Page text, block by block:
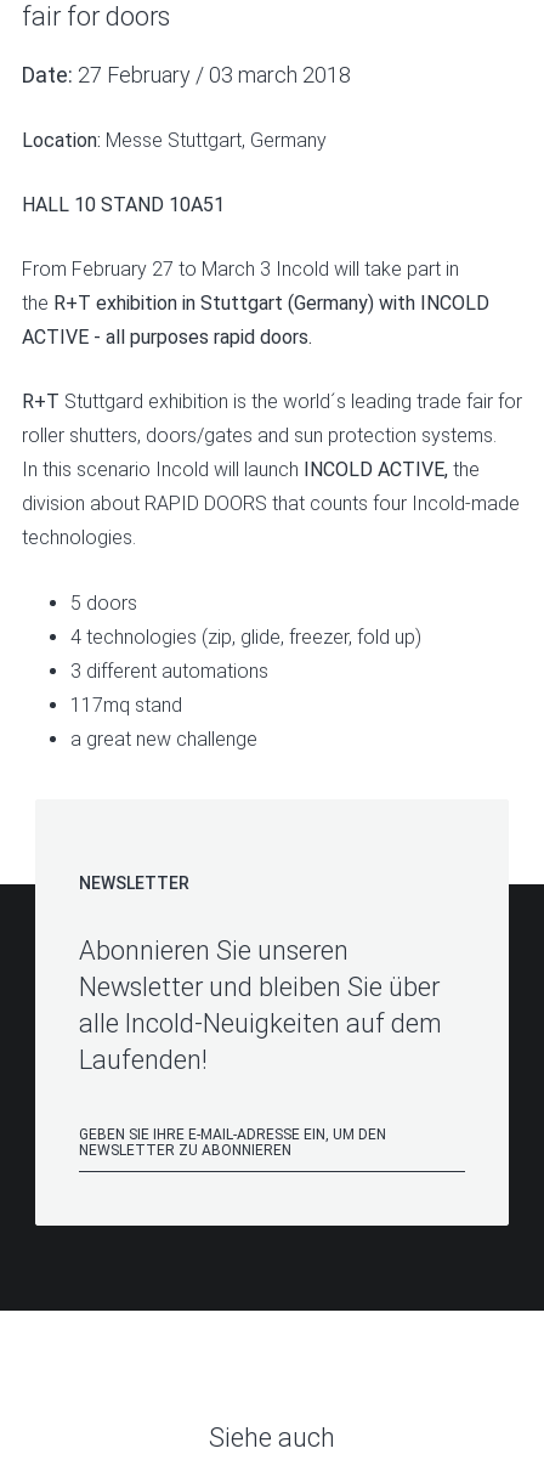
fair for doors
Date: 27 February / 03 march 2018
Location: Messe Stuttgart, Germany
HALL 10 STAND 10A51
From February 27 to March 3 Incold will take part in
the R+T exhibition in Stuttgart (Germany) with INCOLD
ACTIVE - all purposes rapid doors.
R+T Stuttgard exhibition is the world´s leading trade fair for
roller shutters, doors/gates and sun protection systems.
In this scenario Incold will launch INCOLD ACTIVE, the
division about RAPID DOORS that counts four Incold-made
technologies.
5 doors
4 technologies (zip, glide, freezer, fold up)
3 different automations
117mq stand
a great new challenge
NEWSLETTER
Abonnieren Sie unseren
Newsletter und bleiben Sie über
alle Incold-Neuigkeiten auf dem
Laufenden!
Siehe auch